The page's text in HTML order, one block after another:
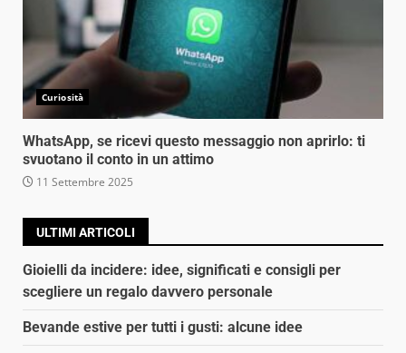
Curiosità
WhatsApp, se ricevi questo messaggio non aprirlo: ti
svuotano il conto in un attimo
11 Settembre 2025
ULTIMI ARTICOLI
Gioielli da incidere: idee, significati e consigli per
scegliere un regalo davvero personale
Bevande estive per tutti i gusti: alcune idee